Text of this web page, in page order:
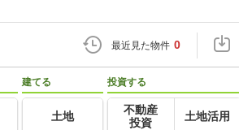
最近見た物件 0
建てる
土地
投資する
不動産
投資
土地活用